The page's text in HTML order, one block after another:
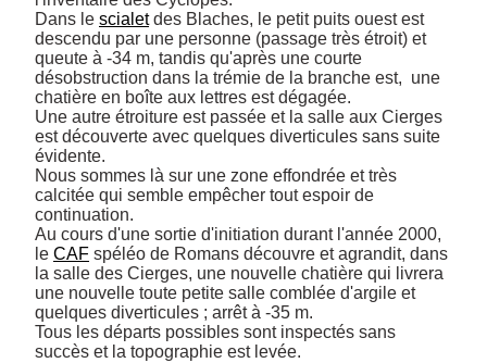
Dans le scialet des Blaches, le petit puits ouest est
descendu par une personne (passage très étroit) et
queute à -34 m, tandis qu'après une courte
désobstruction dans la trémie de la branche est,  une
chatière en boîte aux lettres est dégagée.
Une autre étroiture est passée et la salle aux Cierges
est découverte avec quelques diverticules sans suite
évidente.
Nous sommes là sur une zone effondrée et très
calcitée qui semble empêcher tout espoir de
continuation.
Au cours d'une sortie d'initiation durant l'année 2000,
le CAF spéléo de Romans découvre et agrandit, dans
la salle des Cierges, une nouvelle chatière qui livrera
une nouvelle toute petite salle comblée d'argile et
quelques diverticules ; arrêt à -35 m.
Tous les départs possibles sont inspectés sans
succès et la topographie est levée.